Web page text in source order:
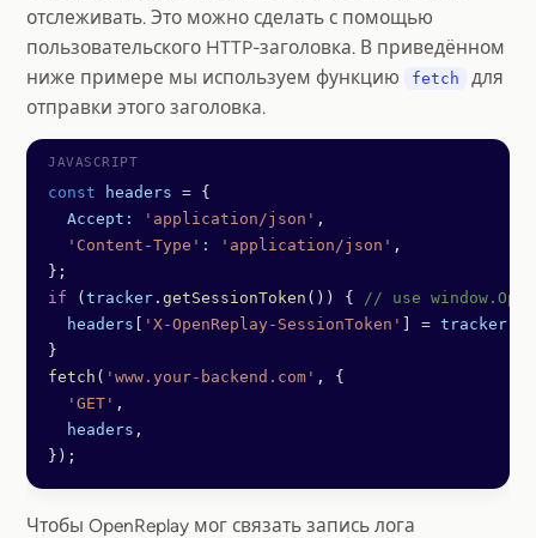
отслеживать. Это можно сделать с помощью
пользовательского HTTP-заголовка. В приведённом
ниже примере мы используем функцию
fetch
для
отправки этого заголовка.
const headers = {
  Accept:
'application/json' ,
  'Content-Type'
: 'application/json' ,
};
if ( tracker . getSessionToken ()) { // use
  headers
'X-OpenReplay-SessionToken' = tracker
}
fetch ( 'www.your-backend.com' , {
  'GET'
,
  headers
,
});
Чтобы OpenReplay мог связать запись лога